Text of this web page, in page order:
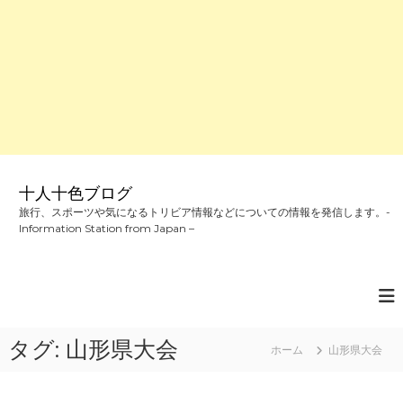
十人十色ブログ
旅行、スポーツや気になるトリビア情報などについての情報を発信します。-
Information Station from Japan –
タグ: 山形県大会 ホーム 山形県大会